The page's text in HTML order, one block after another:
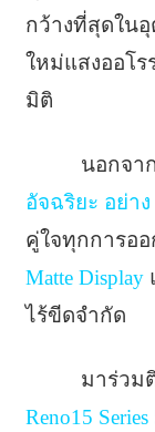
กว้างที่สุดใน
ใหม่แสงออโร
มิติ
นอกจา
อัจฉริยะ อย่าง
คู่ใจทุกการอ
Matte Display
ไร้ขีดจำกัด
มาร่วม
Reno15 Series